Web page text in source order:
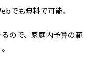
でも無料で可能。
ので、家庭内予算の範